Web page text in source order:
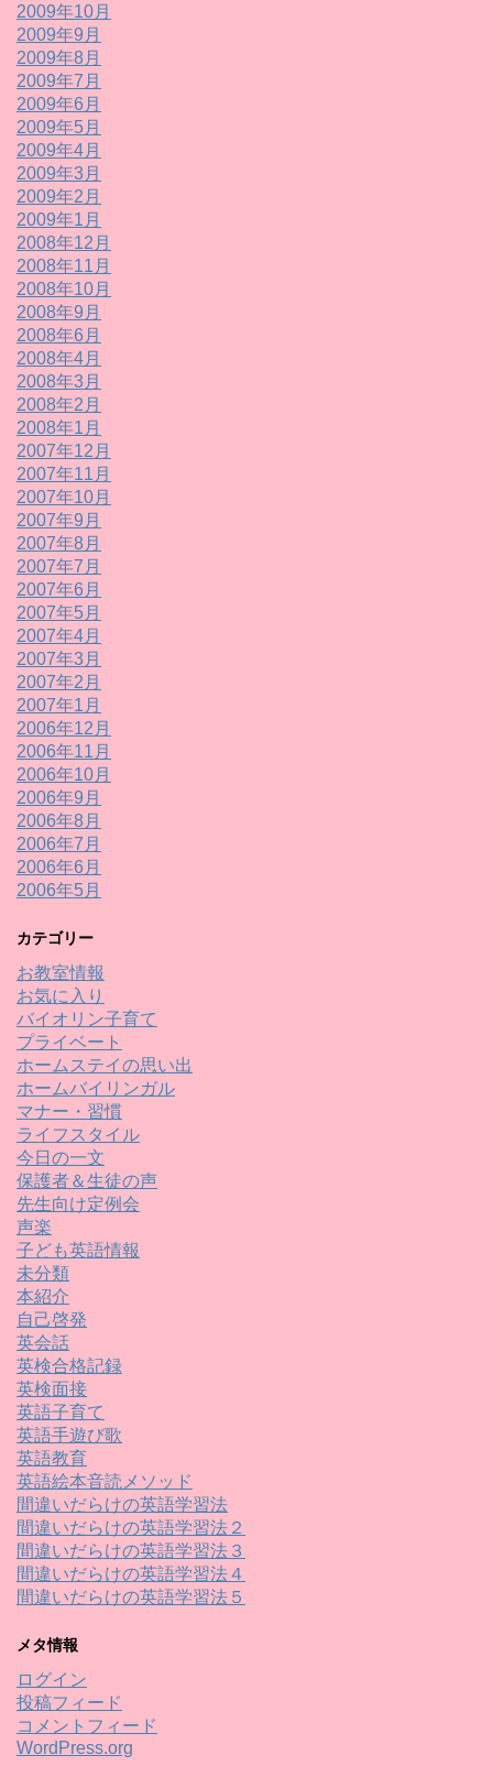
2009年10月
2009年9月
2009年8月
2009年7月
2009年6月
2009年5月
2009年4月
2009年3月
2009年2月
2009年1月
2008年12月
2008年11月
2008年10月
2008年9月
2008年6月
2008年4月
2008年3月
2008年2月
2008年1月
2007年12月
2007年11月
2007年10月
2007年9月
2007年8月
2007年7月
2007年6月
2007年5月
2007年4月
2007年3月
2007年2月
2007年1月
2006年12月
2006年11月
2006年10月
2006年9月
2006年8月
2006年7月
2006年6月
2006年5月
カテゴリー
お教室情報
お気に入り
バイオリン子育て
プライベート
ホームステイの思い出
ホームバイリンガル
マナー・習慣
ライフスタイル
今日の一文
保護者＆生徒の声
先生向け定例会
声楽
子ども英語情報
未分類
本紹介
自己啓発
英会話
英検合格記録
英検面接
英語子育て
英語手遊び歌
英語教育
英語絵本音読メソッド
間違いだらけの英語学習法
間違いだらけの英語学習法２
間違いだらけの英語学習法３
間違いだらけの英語学習法４
間違いだらけの英語学習法５
メタ情報
ログイン
投稿フィード
コメントフィード
WordPress.org